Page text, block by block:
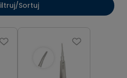
Sortuj